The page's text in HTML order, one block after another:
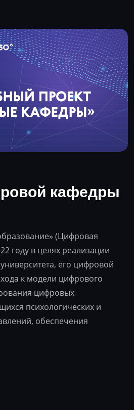
кафедры
(Цифровая
году в целях реализации
его цифровой
к модели цифрового
цифровых
психологических и
обеспечения